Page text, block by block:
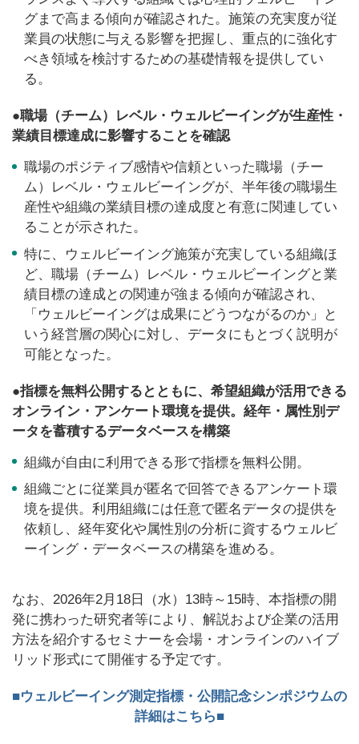
グまで高まる傾向が確認された。施策の充実度が従
業員の状態に与える影響を把握し、重点的に強化す
べき領域を検討するための基礎情報を提供してい
る。
●職場（チーム）レベル・ウェルビーイングが生産性・
業績目標達成に影響することを確認
職場のポジティブ感情や信頼といった職場（チー
ム）レベル・ウェルビーイングが、半年後の職場生
産性や組織の業績目標の達成度と有意に関連してい
ることが示された。
特に、ウェルビーイング施策が充実している組織ほ
ど、職場（チーム）レベル・ウェルビーイングと業
績目標の達成との関連が強まる傾向が確認され、
「ウェルビーイングは成果にどうつながるのか」と
いう経営層の関心に対し、データにもとづく説明が
可能となった。
●指標を無料公開するとともに、希望組織が活用できる
オンライン・アンケート環境を提供。経年・属性別デ
ータを蓄積するデータベースを構築
組織が自由に利用できる形で指標を無料公開。
組織ごとに従業員が匿名で回答できるアンケート環
境を提供。利用組織には任意で匿名データの提供を
依頼し、経年変化や属性別の分析に資するウェルビ
ーイング・データベースの構築を進める。
なお、2026年2月18日（水）13時～15時、本指標の開
発に携わった研究者等により、解説および企業の活用
方法を紹介するセミナーを会場・オンラインのハイブ
リッド形式にて開催する予定です。
■ウェルビーイング測定指標・公開記念シンポジウムの
詳細はこちら■